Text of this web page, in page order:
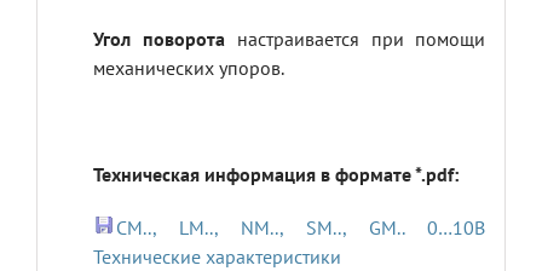
Угол поворотанастраивается при помощи
механических упоров.
Техническая информация в формате *.pdf:
CM.., LM.., NM.., SM.., GM.. 0…10В
Технические характеристики